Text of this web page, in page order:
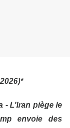
- L’Iran piège le
envoie des